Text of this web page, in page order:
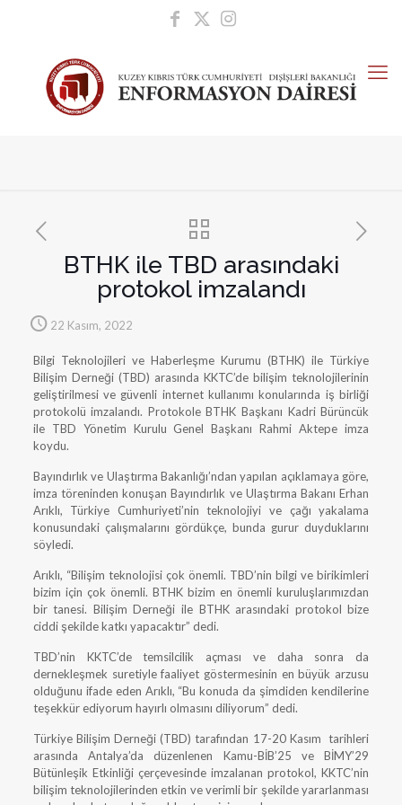
BTHK ile TBD arasındaki
protokol imzalandı
22 Kasım, 2022
Bilgi Teknolojileri ve Haberleşme Kurumu (BTHK) ile Türkiye
Bilişim Derneği (TBD) arasında KKTC’de bilişim teknolojilerinin
geliştirilmesi ve güvenli internet kullanımı konularında iş birliği
protokolü imzalandı. Protokole BTHK Başkanı Kadri Bürüncük
ile TBD Yönetim Kurulu Genel Başkanı Rahmi Aktepe imza
koydu.
Bayındırlık ve Ulaştırma Bakanlığı’ndan yapılan açıklamaya göre,
imza töreninden konuşan Bayındırlık ve Ulaştırma Bakanı Erhan
Arıklı, Türkiye Cumhuriyeti’nin teknolojiyi ve çağı yakalama
konusundaki çalışmalarını gördükçe, bunda gurur duyduklarını
söyledi.
Arıklı, “Bilişim teknolojisi çok önemli. TBD’nin bilgi ve birikimleri
bizim için çok önemli. BTHK bizim en önemli kuruluşlarımızdan
bir tanesi. Bilişim Derneği ile BTHK arasındaki protokol bize
ciddi şekilde katkı yapacaktır” dedi.
TBD’nin KKTC’de temsilcilik açması ve daha sonra da
dernekleşmek suretiyle faaliyet göstermesinin en büyük arzusu
olduğunu ifade eden Arıklı, “Bu konuda da şimdiden kendilerine
teşekkür ediyorum hayırlı olmasını diliyorum” dedi.
Türkiye Bilişim Derneği (TBD) tarafından 17-20 Kasım tarihleri
arasında Antalya’da düzenlenen Kamu-BİB’25 ve BİMY’29
Bütünleşik Etkinliği çerçevesinde imzalanan protokol, KKTC’nin
bilişim teknolojilerinden etkin ve verimli bir şekilde yararlanması